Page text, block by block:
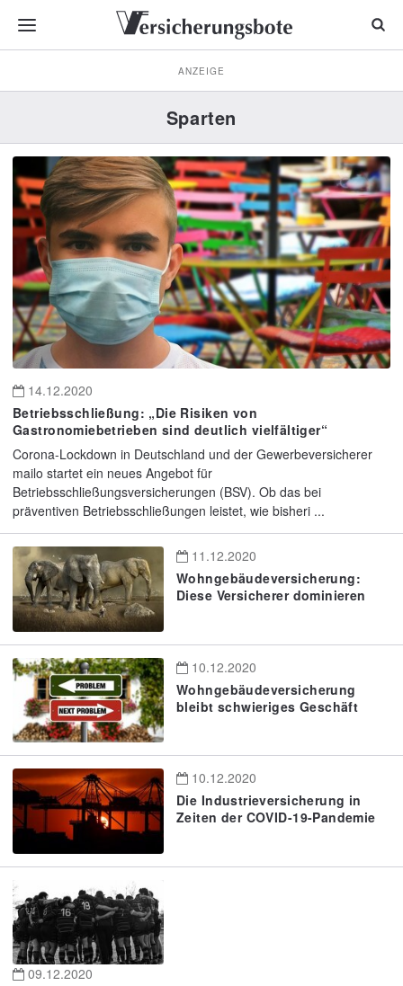
ANZEIGE
Sparten
14.12.2020
Betriebsschließung: „Die Risiken von
Gastronomiebetrieben sind deutlich vielfältiger“
Corona-Lockdown in Deutschland und der Gewerbeversicherer
mailo startet ein neues Angebot für
Betriebsschließungsversicherungen (BSV). Ob das bei
präventiven Betriebsschließungen leistet, wie bisheri ...
11.12.2020
Wohngebäudeversicherung:
Diese Versicherer dominieren
10.12.2020
Wohngebäudeversicherung
bleibt schwieriges Geschäft
10.12.2020
Die Industrieversicherung in
Zeiten der COVID-19-Pandemie
09.12.2020